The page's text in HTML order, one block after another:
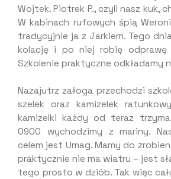
Wojtek. Piotrek P., czyli nasz kuk,
W kabinach rufowych śpią
tradycyjnie ja z Jarkiem. Tego
kolację i po niej robię odprawę
Szkolenie praktyczne odkładamy
Nazajutrz załoga przechodzi
szelek oraz kamizelek
kamizelki każdy od teraz
0900 wychodzimy z mariny.
celem jest Umag. Mamy do
praktycznie nie ma wiatru – jest
tego prosto w dziób. Tak więc